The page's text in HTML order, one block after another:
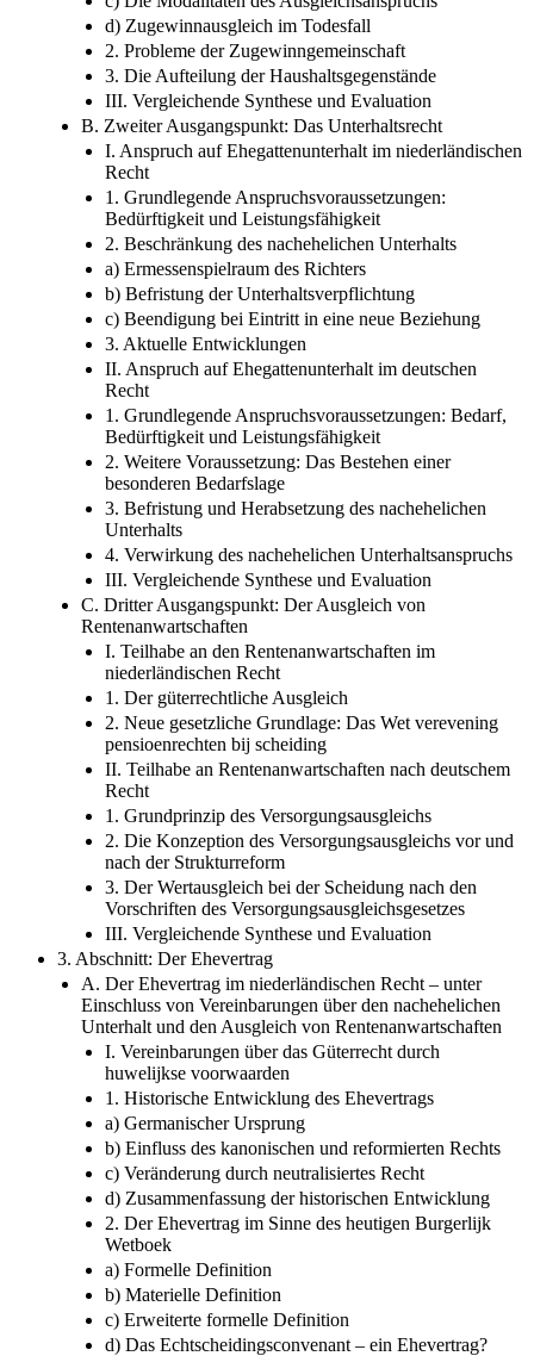
d) Zugewinnausgleich im Todesfall
2. Probleme der Zugewinngemeinschaft
3. Die Aufteilung der Haushaltsgegenstände
III. Vergleichende Synthese und Evaluation
B. Zweiter Ausgangspunkt: Das Unterhaltsrecht
I. Anspruch auf Ehegattenunterhalt im niederländischen
Recht
1. Grundlegende Anspruchsvoraussetzungen:
Bedürftigkeit und Leistungsfähigkeit
2. Beschränkung des nachehelichen Unterhalts
a) Ermessenspielraum des Richters
b) Befristung der Unterhaltsverpflichtung
c) Beendigung bei Eintritt in eine neue Beziehung
3. Aktuelle Entwicklungen
II. Anspruch auf Ehegattenunterhalt im deutschen
Recht
1. Grundlegende Anspruchsvoraussetzungen: Bedarf,
Bedürftigkeit und Leistungsfähigkeit
2. Weitere Voraussetzung: Das Bestehen einer
besonderen Bedarfslage
3. Befristung und Herabsetzung des nachehelichen
Unterhalts
4. Verwirkung des nachehelichen Unterhaltsanspruchs
III. Vergleichende Synthese und Evaluation
C. Dritter Ausgangspunkt: Der Ausgleich von
Rentenanwartschaften
I. Teilhabe an den Rentenanwartschaften im
niederländischen Recht
1. Der güterrechtliche Ausgleich
2. Neue gesetzliche Grundlage: Das Wet verevening
pensioenrechten bij scheiding
II. Teilhabe an Rentenanwartschaften nach deutschem
Recht
1. Grundprinzip des Versorgungsausgleichs
2. Die Konzeption des Versorgungsausgleichs vor und
nach der Strukturreform
3. Der Wertausgleich bei der Scheidung nach den
Vorschriften des Versorgungsausgleichsgesetzes
III. Vergleichende Synthese und Evaluation
3. Abschnitt: Der Ehevertrag
A. Der Ehevertrag im niederländischen Recht –​ unter
Einschluss von Vereinbarungen über den nachehelichen
Unterhalt und den Ausgleich von Rentenanwartschaften
I. Vereinbarungen über das Güterrecht durch
huwelijkse voorwaarden
1. Historische Entwicklung des Ehevertrags
a) Germanischer Ursprung
b) Einfluss des kanonischen und reformierten Rechts
c) Veränderung durch neutralisiertes Recht
d) Zusammenfassung der historischen Entwicklung
2. Der Ehevertrag im Sinne des heutigen Burgerlijk
Wetboek
a) Formelle Definition
b) Materielle Definition
c) Erweiterte formelle Definition
d) Das Echtscheidingsconvenant –​ ein Ehevertrag?